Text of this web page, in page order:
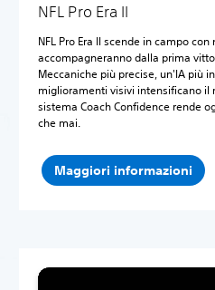
NFL Pro Era II
NFL Pro Era II scende in campo
accompagneranno dalla prima
Meccaniche più precise, un'IA più
miglioramenti visivi intensificano il
sistema Coach Confidence rende
che mai.
Maggiori informazioni